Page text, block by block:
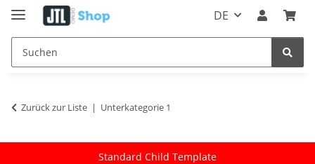
DE
Zurück zur Liste Unterkategorie 1
Standard Child Template